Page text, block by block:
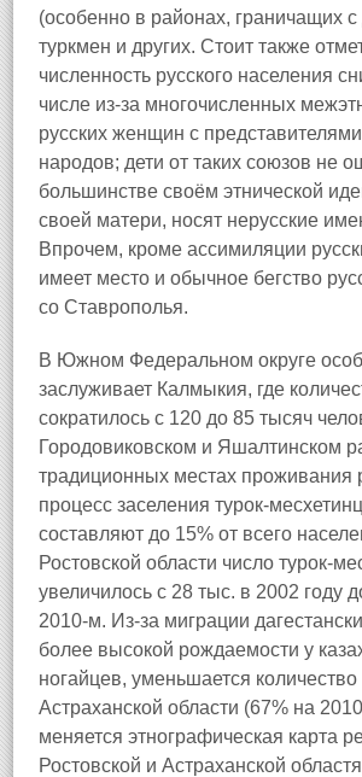
(особенно в районах, граничащих с
туркмен и других. Стоит также
численность русского населения
числе из-за многочисленных
русских женщин с представителями
народов; дети от таких союзов не
большинстве своём этнической
своей матери, носят нерусские
Впрочем, кроме ассимиляции
имеет место и обычное бегство
со Ставрополья.
В Южном Федеральном округе
заслуживает Калмыкия, где
сократилось с 120 до 85 тысяч
Городовиковском и Яшалтинском
традиционных местах проживания
процесс заселения турок-
составляют до 15% от всего
Ростовской области число турок-
увеличилось с 28 тыс. в 2002 году
2010-м. Из-за миграции
более высокой рождаемости у
ногайцев, уменьшается количество
Астраханской области (67% на
меняется этнографическая карта
Ростовской и Астраханской